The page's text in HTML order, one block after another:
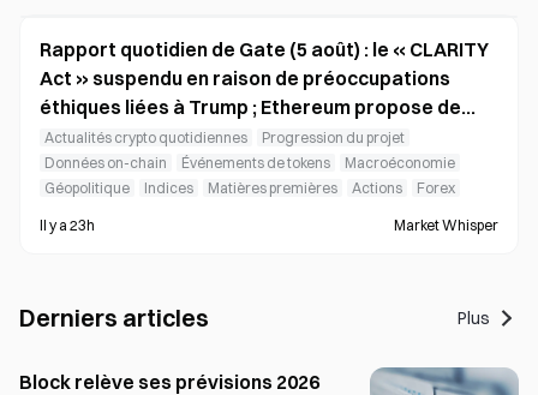
Rapport quotidien de Gate (5 août) : le « CLARITY
Act » suspendu en raison de préoccupations
éthiques liées à Trump ; Ethereum propose de
brûler les récompenses des validateurs
Actualités crypto quotidiennes
Progression du projet
Données on-chain
Événements de tokens
Macroéconomie
Géopolitique
Indices Matières premières Actions Forex
Il y a 23h Market Whisper
Derniers articles Plus
Block relève ses prévisions 2026